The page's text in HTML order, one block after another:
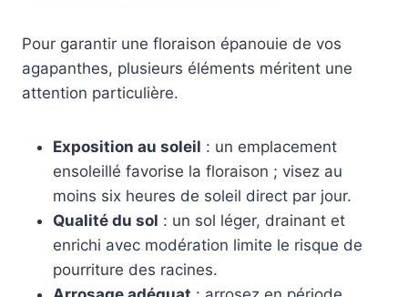
Pour garantir une floraison épanouie de vos
agapanthes, plusieurs éléments méritent une
attention particulière.
Exposition au soleil : un emplacement
ensoleillé favorise la floraison ; visez au
moins six heures de soleil direct par jour.
Qualité du sol : un sol léger, drainant et
enrichi avec modération limite le risque de
pourriture des racines.